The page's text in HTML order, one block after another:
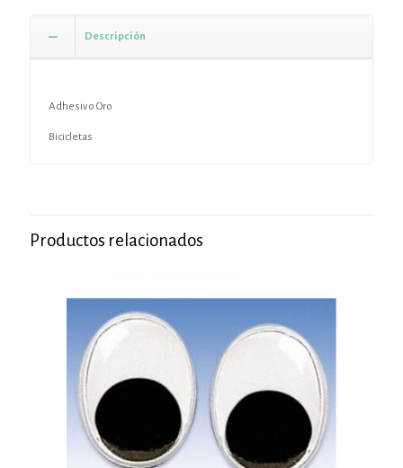
Descripción
Adhesivo Oro
Bicicletas
Productos relacionados